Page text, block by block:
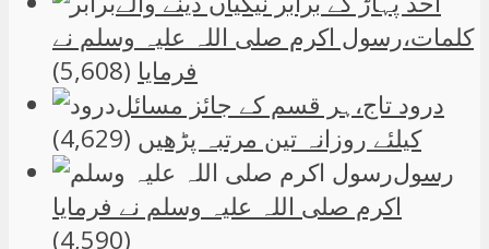
کلمات،رسول اکرم صلی اللہ علیہ وسلم نے
فرمایا (5,608)
درود تاج،ہر قسم کے جائز مسائل
کیلئے روزانہ تین مرتبہ پڑھیں (4,629)
رسول
اکرم صلی اللہ علیہ وسلم نے فرمایا
(4,590)